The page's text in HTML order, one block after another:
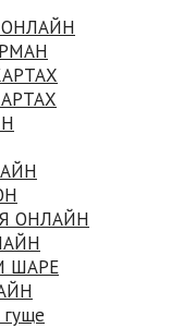
ОНЛАЙН
ШАРЕ
гуще